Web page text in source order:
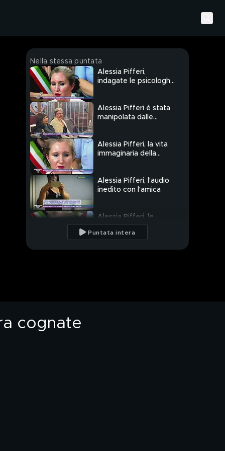
Nella stessa puntata
Alessia Pifferi,
indagate le psicologhe
Alessia Pifferi è stata
manipolata dalle
Alessia Pifferi, la vita
immaginaria della
Alessia Pifferi, l'audio
inedito con l'amica
Alessia Pifferi, le
parole in aula
sull'ultimo compagno
Puntata intera
cognate